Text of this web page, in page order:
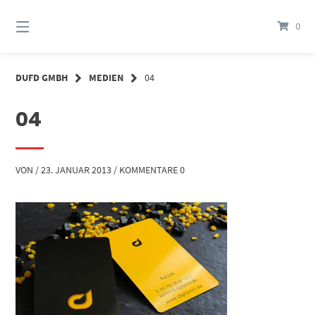
zum
Inhalt
0
DUFD GMBH MEDIEN 04
04
VON /23. JANUAR 2013 / KOMMENTARE 0